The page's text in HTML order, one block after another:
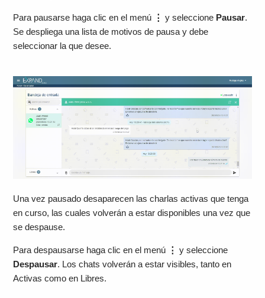
Para pausarse haga clic en el menú ⋮ y seleccione Pausar.
Se despliega una lista de motivos de pausa y debe
seleccionar la que desee.
Una vez pausado desaparecen las charlas activas que tenga
en curso, las cuales volverán a estar disponibles una vez que
se despause.
Para despausarse haga clic en el menú ⋮
y seleccione
Despausar. Los chats volverán a estar visibles, tanto en
Activas como en Libres.